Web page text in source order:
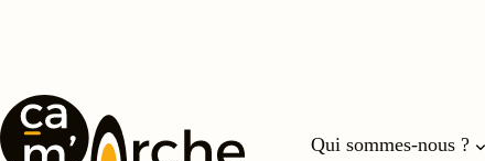
Qui sommes-nous ?